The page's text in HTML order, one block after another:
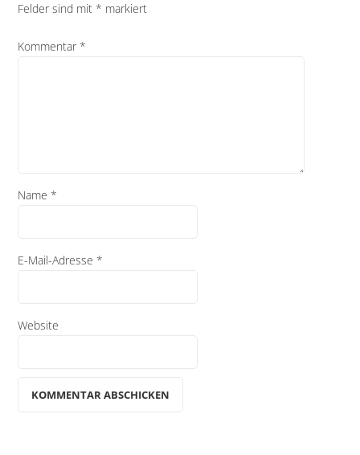
Felder sind mit* markiert
Kommentar*
Name*
E-Mail-Adresse*
Website